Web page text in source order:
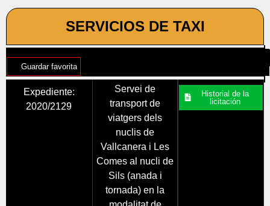
SERVICIOS DE TAXI
Guardar favorita
Expediente:
2020/2129
Servei de
transport de
viatgers dels
nuclis de
Vallcanera i Les
Comes al nucli de
Sils (anada i
tornada) en la
Historial de la
licitación